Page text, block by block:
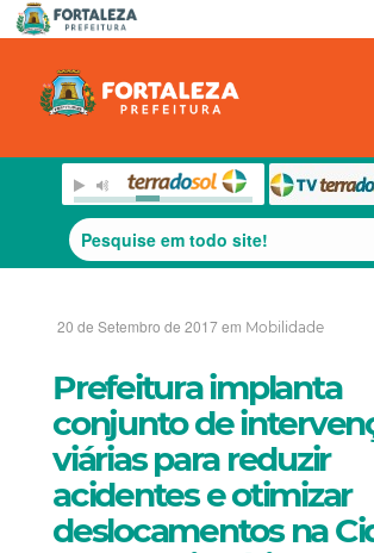
20 de Setembro de 2017 em Mobilidade
Prefeitura implanta
conjunto de
viárias para reduzir
acidentes e otimizar
deslocamentos na